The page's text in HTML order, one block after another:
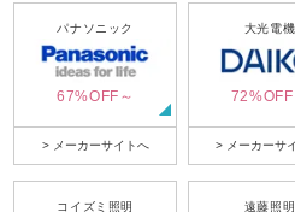
パナソニック
67%OFF～
> メーカーサイトへ
大光電機
72%OFF
> メーカーサ
コイズミ照明 遠藤照明